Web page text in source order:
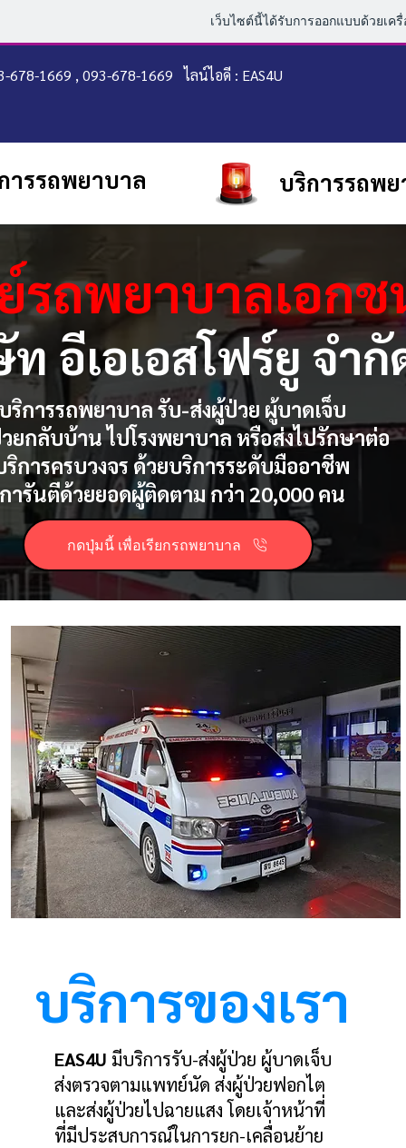
เว็บไซต์นี้ได้รับการออกแบบด้วยเค
678-1669 , 093-678-1669 ไลน์ไอดี : EAS4U
ารรถพยาบาล บริการรถพ
อีเอเอสโฟร์ยู จำกั
รถพยาบาลเอก
ริการรถพยาบาล รับ-ส่งผู้ป่วย ผู้บาดเจ็บ
ยกลับบ้าน ไปโรงพยาบาล หรือส่งไปรักษาต่อ
ริการครบวงจร ด้วยบริการระดับมืออาชีพ
ารันตีด้วยยอดผู้ติดตาม กว่า 20,000 คน
กดปุ่มนี้ เพื่อเรียกรถพยาบาล
บริการของเรา
EAS4U มีบริการรับ-ส่งผู้ป่วย ผู้บาดเจ็บ
ส่งตรวจตามแพทย์นัด ส่งผู้ป่วยฟอกไต
และส่งผู้ป่วยไปฉายแสง โดยเจ้าหน้าที่
ที่มีประสบการณ์ในการยก-เคลื่อนย้าย